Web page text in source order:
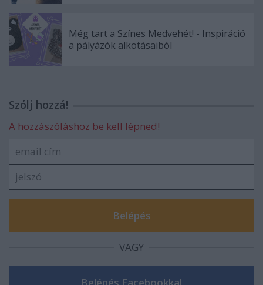
Még tart a Színes Medvehét! - Inspiráció
a pályázók alkotásaiból
Szólj hozzá!
A hozzászóláshoz be kell lépned!
VAGY